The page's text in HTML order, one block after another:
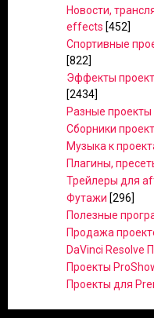
Новости,
effects [452]
Спортивные
[822]
Эффекты
[2434]
Разные
Сборники
Музыка к
Плагины,
Трейлеры для
Футажи [296]
Полезные
Продажа
DaVinci Resolve
Проекты
Проекты для